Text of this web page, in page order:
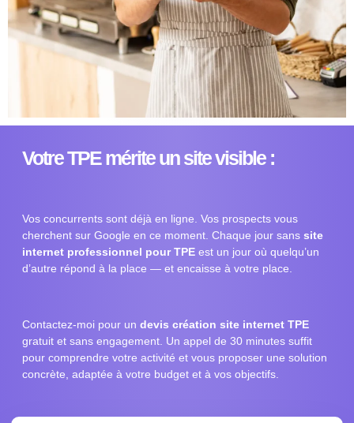
Votre TPE mérite un site visible :
Vos concurrents sont déjà en ligne. Vos prospects vous
cherchent sur Google en ce moment. Chaque jour sans site
internet professionnel pour TPE est un jour où quelqu’un
d’autre répond à la place — et encaisse à votre place.
Contactez-moi pour un devis création site internet TPE
gratuit et sans engagement. Un appel de 30 minutes suffit
pour comprendre votre activité et vous proposer une solution
concrète, adaptée à votre budget et à vos objectifs.